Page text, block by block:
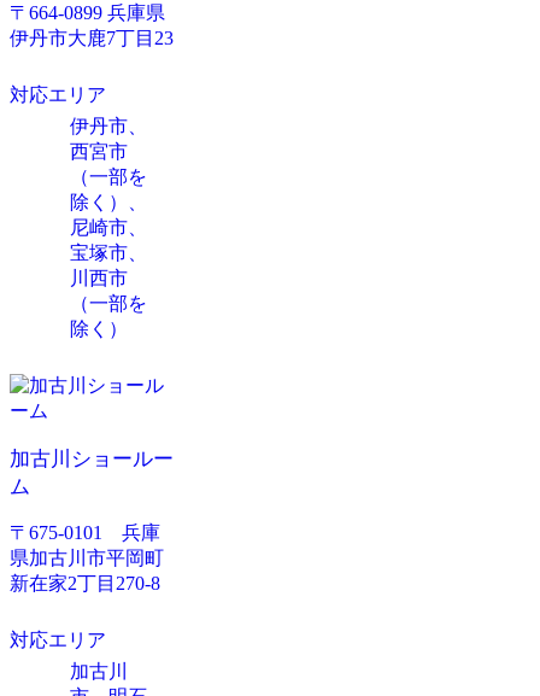
〒664-0899 兵庫県
伊丹市大鹿7丁目23
対応エリア
伊丹市、
西宮市
（一部を
除く）、
尼崎市、
宝塚市、
川西市
（一部を
除く）
加古川ショールー
ム
〒675-0101 兵庫
県加古川市平岡町
新在家2丁目270-8
対応エリア
加古川